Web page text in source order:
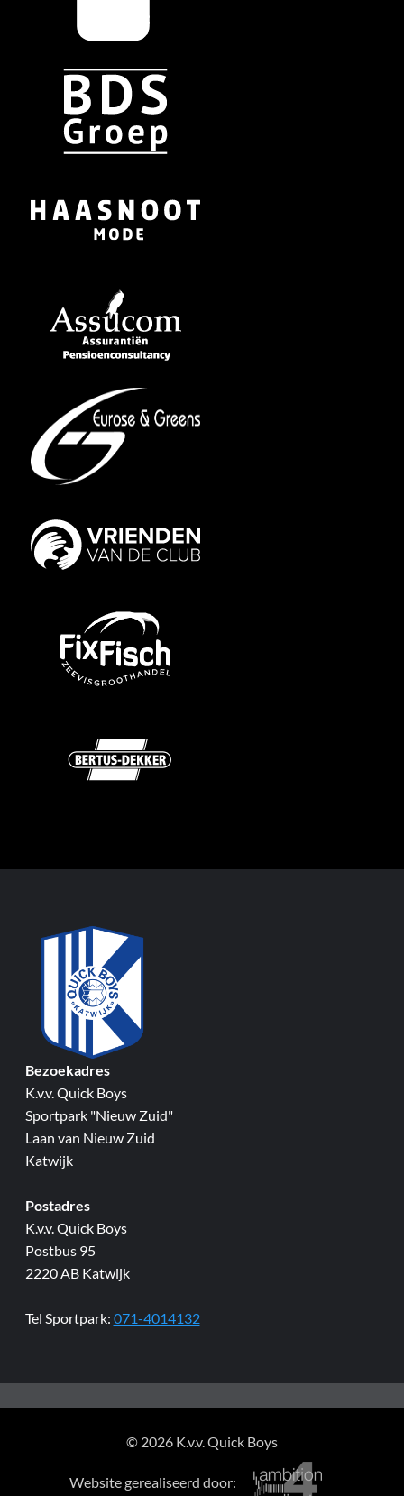
Bezoekadres
K.v.v. Quick Boys
Sportpark "Nieuw Zuid"
Laan van Nieuw Zuid
Katwijk
Postadres
K.v.v. Quick Boys
Postbus 95
2220 AB Katwijk
Tel Sportpark: 071-4014132
© 2026 K.v.v. Quick Boys
Website gerealiseerd door: